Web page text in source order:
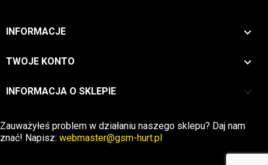
INFORMACJE 
TWOJE KONTO 
INFORMACJA O SKLEPIE keyboard_arrow_down
Zauważyłeś problem w działaniu naszego sklepu? Daj nam
znać! Napisz: webmaster@gsm-hurt.pl